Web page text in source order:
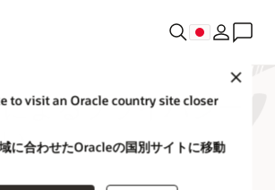
to visit an Oracle country site closer
に合わせたOracleの国別サイトに移動
よるプライバシー